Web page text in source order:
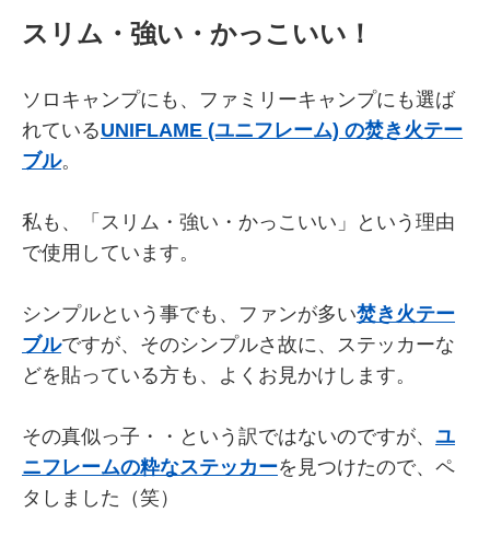
スリム・強い・かっこいい！
ソロキャンプにも、ファミリーキャンプにも選ば
れているUNIFLAME (ユニフレーム) の焚き火テー
ブル。
私も、「スリム・強い・かっこいい」という理由
で使用しています。
シンプルという事でも、ファンが多い焚き火テー
ブルですが、そのシンプルさ故に、ステッカーな
どを貼っている方も、よくお見かけします。
その真似っ子・・という訳ではないのですが、 ユ
ニフレームの粋なステッカーを見つけたので、ペ
タしました（笑）